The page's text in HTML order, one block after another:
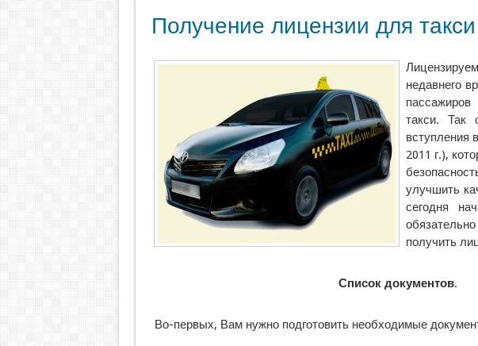
Получение лицензии для такси
недавнего
такси. Так
вступления
2011 г.),
улучшить
сегодня
получить
Список документов.
Во-первых, Вам нужно подготовить необходимые